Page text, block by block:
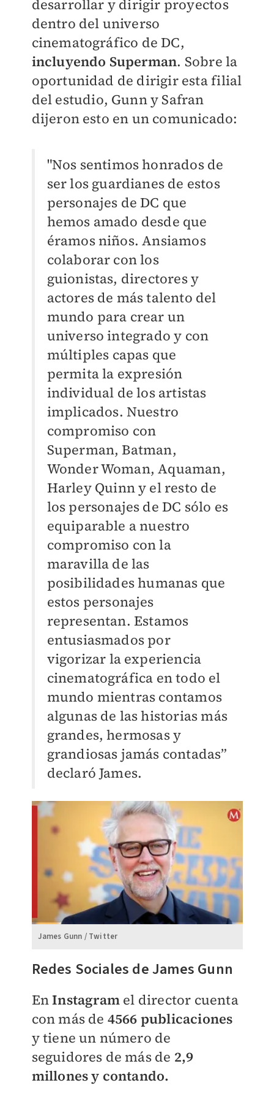
desarrollar y dirigir proyectos
dentro del universo
cinematográfico de DC,
incluyendo Superman. Sobre la
oportunidad de dirigir esta filial
del estudio, Gunn y Safran
dijeron esto en un comunicado:
"Nos sentimos honrados de
ser los guardianes de estos
personajes de DC que
hemos amado desde que
éramos niños. Ansiamos
colaborar con los
guionistas, directores y
actores de más talento del
mundo para crear un
universo integrado y con
múltiples capas que
permita la expresión
individual de los artistas
implicados. Nuestro
compromiso con
Superman, Batman,
Wonder Woman, Aquaman,
Harley Quinn y el resto de
los personajes de DC sólo es
equiparable a nuestro
compromiso con la
maravilla de las
posibilidades humanas que
estos personajes
representan. Estamos
entusiasmados por
vigorizar la experiencia
cinematográfica en todo el
mundo mientras contamos
algunas de las historias más
grandes, hermosas y
grandiosas jamás contadas”
declaró James.
James Gunn / Twitter
Redes Sociales de James Gunn
EnInstagramel director cuenta
con más de 4566 publicaciones
y tiene un número de
seguidores de más de 2,9
millones y contando.